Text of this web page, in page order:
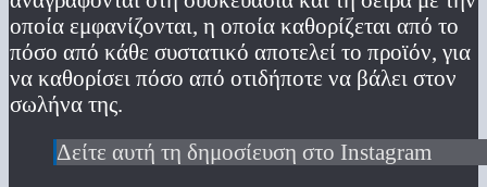
οποία εμφανίζονται, η οποία καθορίζεται από το
πόσο από κάθε συστατικό αποτελεί το προϊόν, για
να καθορίσει πόσο από οτιδήποτε να βάλει στον
σωλήνα της.
Δείτε αυτή τη δημοσίευση στο Instagram